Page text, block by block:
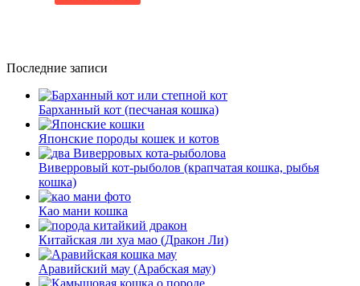
Последние записи
Барханный кот (песчаная кошка)
Японские породы кошек и котов
Виверровый кот-рыболов (крапчатая кошка, рыбья
кошка)
Као мани кошка
Китайская ли хуа мао (Дракон Ли)
Аравийский мау (Арабская мау)